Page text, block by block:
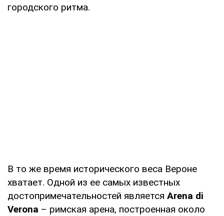
городского ритма.
В то же время исторического веса Вероне
хватает. Одной из ее самых известных
достопримечательностей является Arena di
Verona – римская арена, построенная около